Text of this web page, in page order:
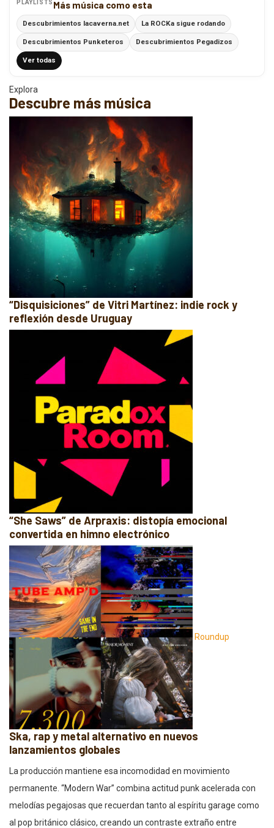
PLAYLISTS Más música como esta
Descubrimientos lacaverna.net La ROCKa sigue rodando
Descubrimientos Punketeros Descubrimientos Pegadizos
Ver todas
Explora
Descubre más música
“Disquisiciones” de Vitri Martínez: indie rock y
reflexión desde Uruguay
“She Saws” de Arpraxis: distopía emocional
convertida en himno electrónico
Roundup
Ska, rap y metal alternativo en nuevos
lanzamientos globales
La producción mantiene esa incomodidad en movimiento
permanente. “Modern War” combina actitud punk acelerada con
melodías pegajosas que recuerdan tanto al espíritu garage como
al pop británico clásico, creando un contraste extraño entre